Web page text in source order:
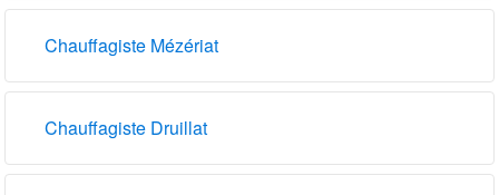
Chauffagiste Mézériat
Chauffagiste Druillat